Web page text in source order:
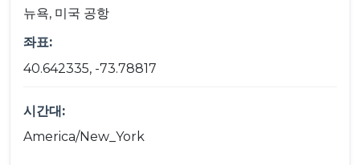
뉴욕, 미국 공항
좌표:
40.642335, -73.78817
시간대:
America/New_York